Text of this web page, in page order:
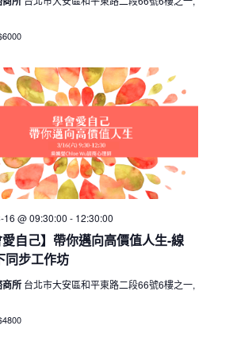
愛自己】帶你邁向高價值人生-線
同步工作坊
16 @ 09:30:00 - 12:30:00
所 台北市大安區和平東路二段66號6樓之一,